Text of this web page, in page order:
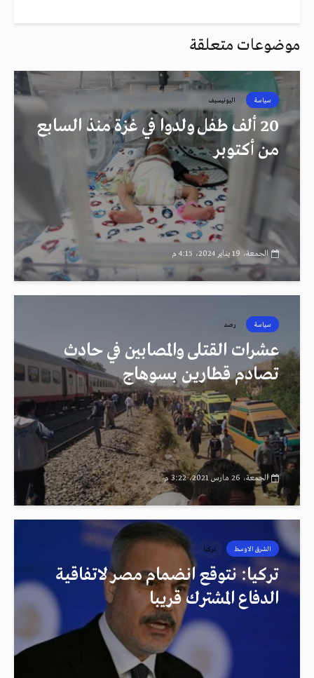
موضوعات متعلقة
سياسة اليونيسيف
20 ألف طفل ولدوا في غزة منذ السابع
من أكتوبر
الجمعة، 19 يناير 2024، 4:15 م
سياسة رصد
عشرات القتلى والمصابين في حادث
تصادم قطارين بسوهاج
الجمعة، 26 مارس 2021، 3:22 م
الشرق الاوسط تركيا
تركيا: نتوقع انضمام مصر لاتفاقية
الدفاع المشترك قريبا